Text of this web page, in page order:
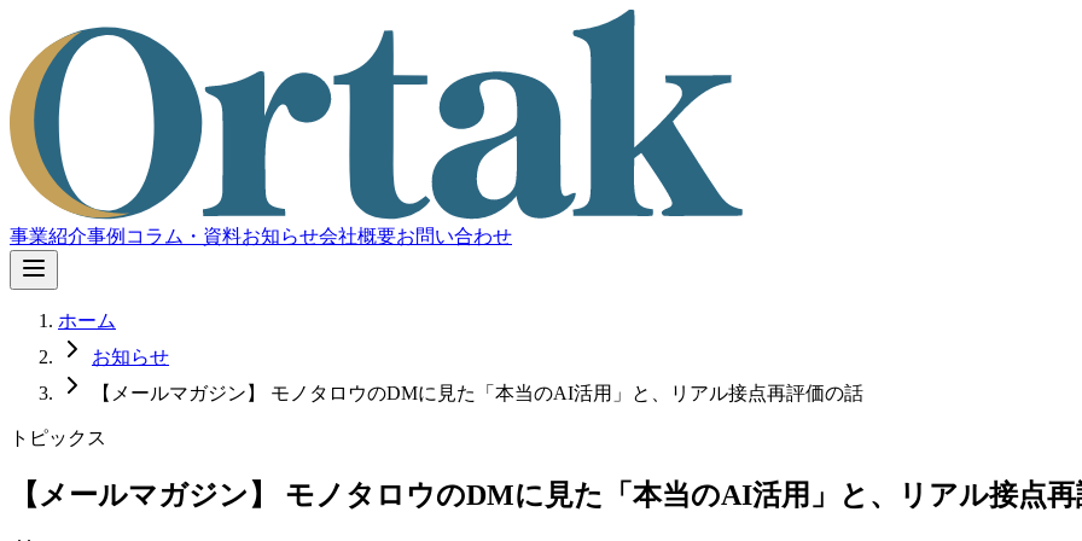
事業紹介事例 コラム・資料お知らせ会社概要お問い合わせ
ホーム
お知らせ
【メールマガジン】 モノタロウのDMに見た「本当のAI活用」と、リアル接点再評価の話
トピックス
【メールマガジン】 モノタロウのDMに見た「本当のAI活用」と、リアル接点